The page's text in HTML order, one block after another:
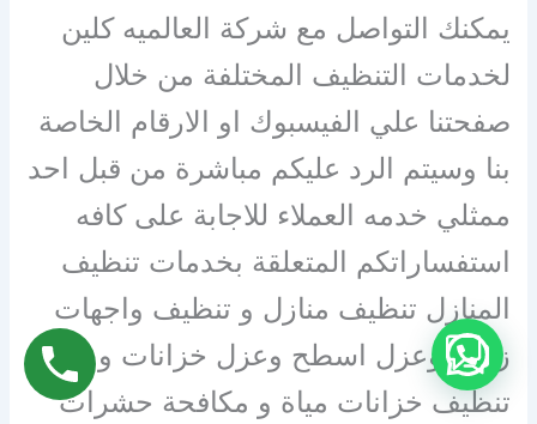
يمكنك التواصل مع شركة العالميه كلين
لخدمات التنظيف المختلفة من خلال
صفحتنا علي الفيسبوك او الارقام الخاصة
بنا وسيتم الرد عليكم مباشرة من قبل احد
ممثلي خدمه العملاء للاجابة على كافه
استفساراتكم المتعلقة بخدمات تنظيف
المنازل تنظيف منازل و تنظيف واجهات
زجاج وعزل اسطح وعزل خزانات و
تنظيف خزانات مياة و مكافحة حشرات